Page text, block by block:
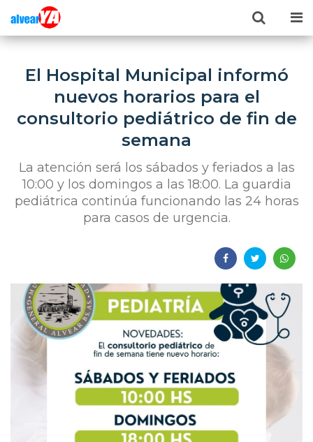
El Hospital Municipal informó
nuevos horarios para el
consultorio pediátrico de fin de
semana
La atención será los sábados y feriados a las
10:00 y los domingos a las 18:00. La guardia
pediátrica continúa funcionando las 24 horas
para casos de urgencia.